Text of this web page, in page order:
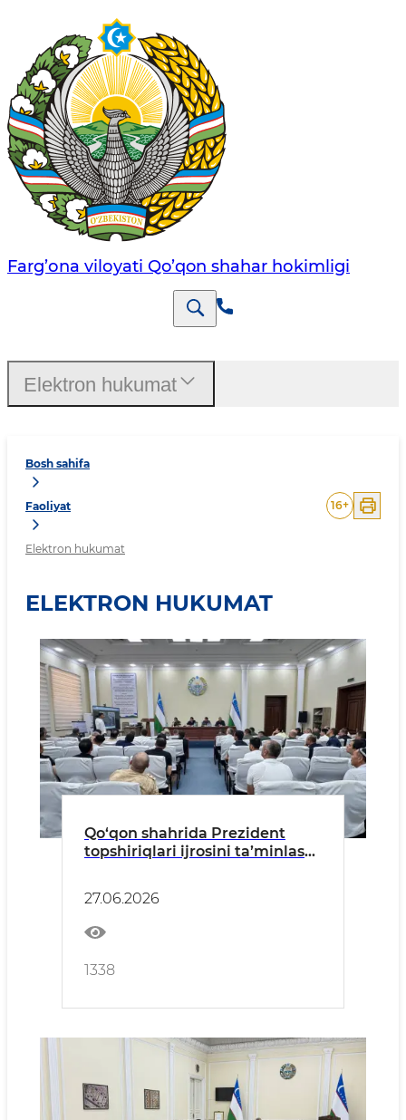
Farg’оnа vilоyati Qo’qon shahar hоkimligi
Bosh sahifa
Faoliyat
Elektron hukumat
16+
ELEKTRON HUKUMAT
Qo‘qon shahrida Prezident
topshiriqlari ijrosini ta’minlash
27.06.2026
1338
Elektron hukumat